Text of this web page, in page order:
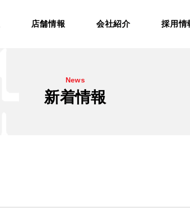
店舗情報 会社紹介 採用情
News
新着情報